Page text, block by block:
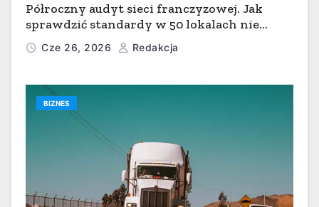
Półroczny audyt sieci franczyzowej. Jak
sprawdzić standardy w 50 lokalach nie
ruszając się z centrali?
Cze 26, 2026 Redakcja
BIZNES